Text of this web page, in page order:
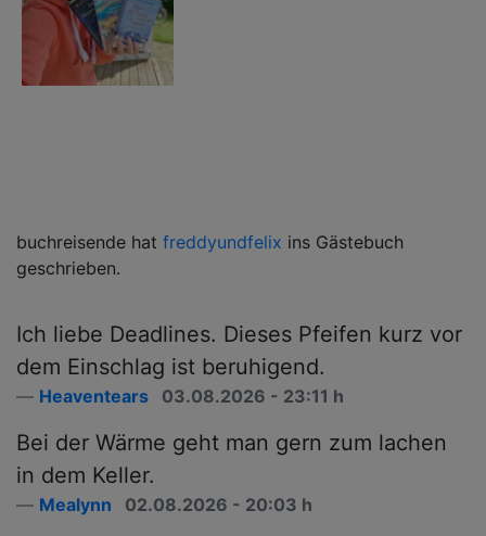
OrmlinghatDiekleinenDinge
Ich liebe Deadlines. Dieses Pfeifen kurz vor
dem Einschlag ist beruhigend.
Heaventears 03.08.2026 - 23:11 h
Bei der Wärme geht man gern zum lachen
in dem Keller.
Mealynn 02.08.2026 - 20:03 h